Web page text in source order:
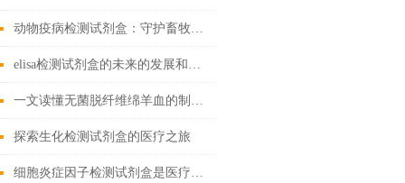
动物疫病检测试剂盒：守护畜牧业健康
elisa检测试剂盒的未来的发展和优点分享
一文读懂无菌脱纤维绵羊血的制备工艺
探索生化检测试剂盒的医疗之旅
细胞炎症因子检测试剂盒是医疗的微观探索者